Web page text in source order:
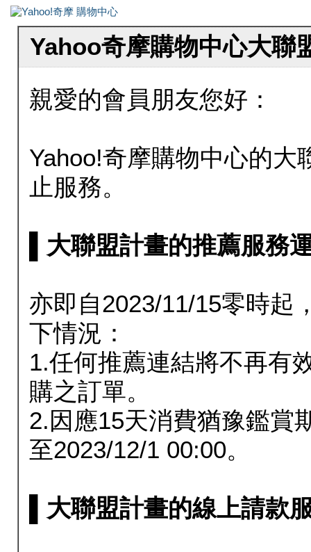
Yahoo奇摩購物中心大聯
親愛的會員朋友您好：
Yahoo!奇摩購物中心的大
止服務。
▌大聯盟計畫的推薦服務
亦即自2023/11/15零時起
下情況：
1.任何推薦連結將不再有
購之訂單。
2.因應15天消費猶豫鑑賞
至2023/12/1 00:00。
▌大聯盟計畫的線上請款